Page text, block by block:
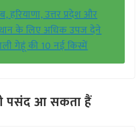
हरियाणा, उत्तर प्रदेश और
के लिए अधिक उपज देने
गेहूं की 10 नई किस्में
पसंद आ सकता हैं